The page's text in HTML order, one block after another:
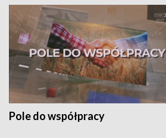
Pole do współpracy